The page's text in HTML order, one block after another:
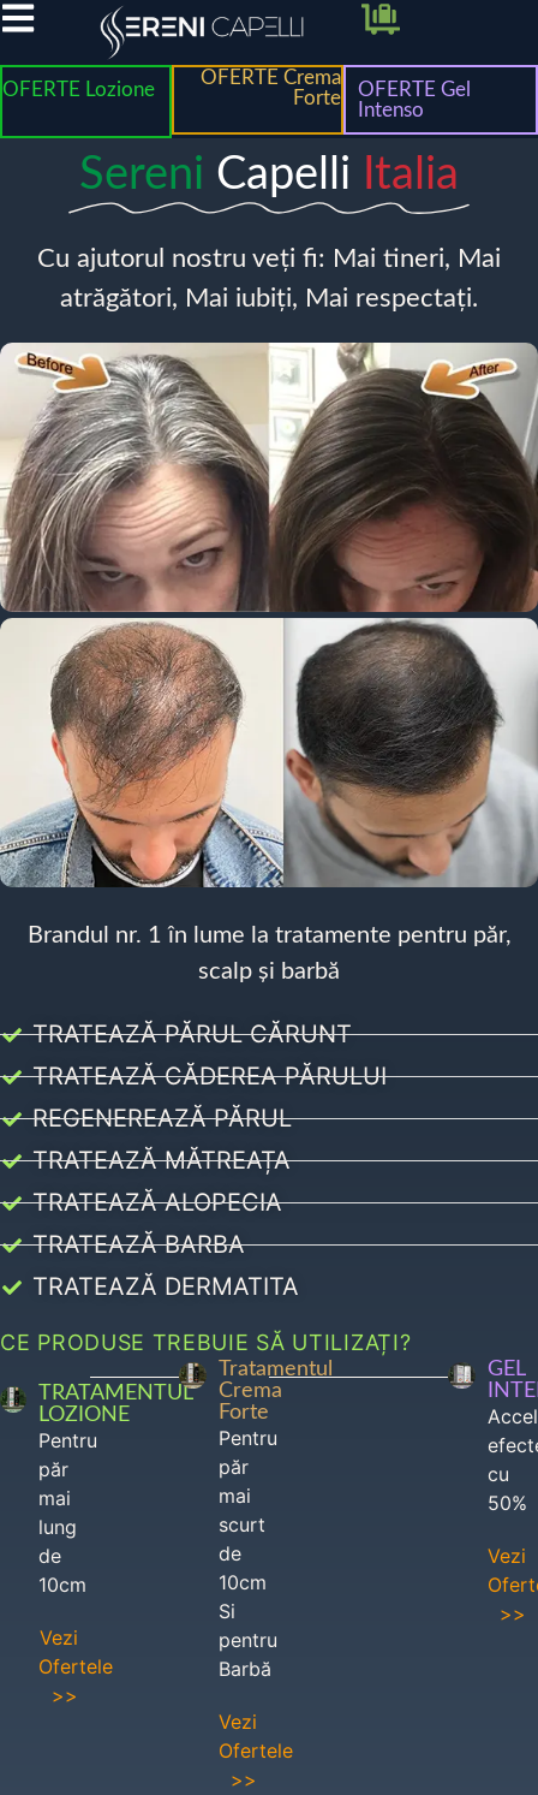
OFERTE Lozione
OFERTE Crema
Forte
OFERTE Gel
Intenso
Sereni Capelli Italia
Cu ajutorul nostru veți fi: Mai tineri, Mai
atrăgători, Mai iubiți, Mai respectați.
Brandul nr. 1 în lume la tratamente pentru păr,
scalp și barbă
TRATEAZĂ PĂRUL CĂRUNT
TRATEAZĂ CĂDEREA PĂRULUI
REGENEREAZĂ PĂRUL
TRATEAZĂ MĂTREAȚA
TRATEAZĂ ALOPECIA
TRATEAZĂ BARBA
TRATEAZĂ DERMATITA
CE PRODUSE TREBUIE SĂ UTILIZAȚI?
TRATAMENTUL
LOZIONE
Pentru
păr
mai
lung
de
10cm
Vezi
Ofertele
>>
Tratamentul
Crema
Forte
Pentru
păr
mai
scurt
de
10cm
Si
pentru
Barbă
Vezi
Ofertele
>>
GEL
cu
50%
Vezi
>>